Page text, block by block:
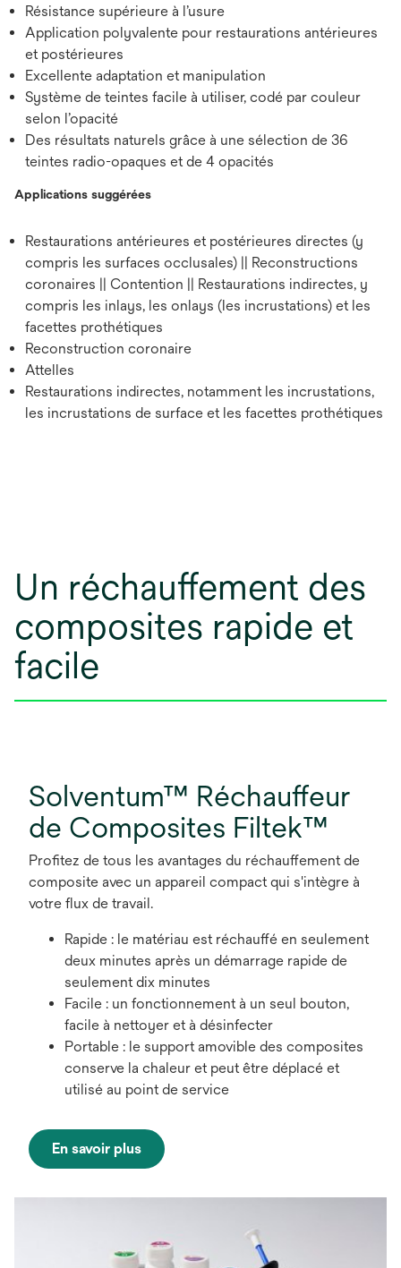
Résistance supérieure à l’usure
Application polyvalente pour restaurations antérieures
et postérieures
Excellente adaptation et manipulation
Système de teintes facile à utiliser, codé par couleur
selon l’opacité
Des résultats naturels grâce à une sélection de 36
teintes radio-opaques et de 4 opacités
Applications suggérées
Restaurations antérieures et postérieures directes (y
compris les surfaces occlusales) || Reconstructions
coronaires || Contention || Restaurations indirectes, y
compris les inlays, les onlays (les incrustations) et les
facettes prothétiques
Reconstruction coronaire
Attelles
Restaurations indirectes, notamment les incrustations,
les incrustations de surface et les facettes prothétiques
Un réchauffement des
composites rapide et
facile
Solventum™ Réchauffeur
de Composites Filtek™
Profitez de tous les avantages du réchauffement de
composite avec un appareil compact qui s'intègre à
votre flux de travail.
Rapide : le matériau est réchauffé en seulement
deux minutes après un démarrage rapide de
seulement dix minutes
Facile : un fonctionnement à un seul bouton,
facile à nettoyer et à désinfecter
Portable : le support amovible des composites
conserve la chaleur et peut être déplacé et
utilisé au point de service
En savoir plus
s’ouvre
un